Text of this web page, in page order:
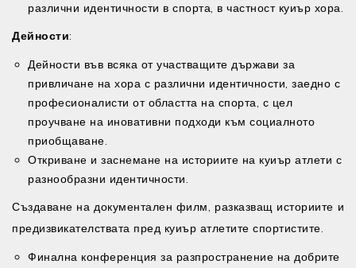
различни идентичности в спорта, в частност куиър хора.
Дейности:
Дейности във всяка от участващите държави за
привличане на хора с различни идентичности, заедно с
професионалисти от областта на спорта, с цел
проучване на иновативни подходи към социалното
приобщаване.
Откриване и заснемане на историите на куиър атлети с
разнообразни идентичности.
Създаване на документален филм, разказващ историите и
предизвикателствата пред куиър атлетите спортистите.
Финална конференция за разпространение на добрите